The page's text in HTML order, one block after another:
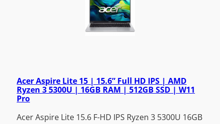
Acer Aspire Lite 15 | 15.6” Full HD IPS | AMD
Ryzen 3 5300U | 16GB RAM | 512GB SSD | W11
Pro
Acer Aspire Lite 15.6 F-HD IPS Ryzen 3 5300U 16GB